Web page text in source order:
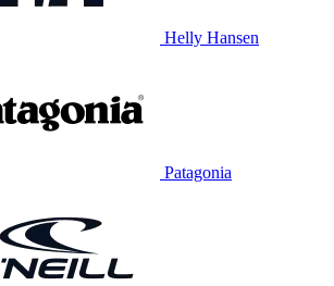
Helly Hansen
Patagonia